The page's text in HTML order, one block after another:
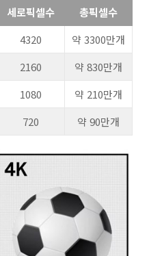
세로픽셀수
총픽셀수
4320
약 3300만개
2160
약 830만개
1080
약 210만개
720 약 90만개